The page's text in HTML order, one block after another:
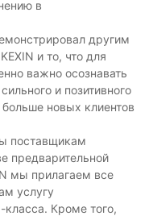
в
другим
и то, что для
важно осознавать
и позитивного
новых клиентов
поставщикам
предварительной
мы прилагаем все
услугу
Кроме того,